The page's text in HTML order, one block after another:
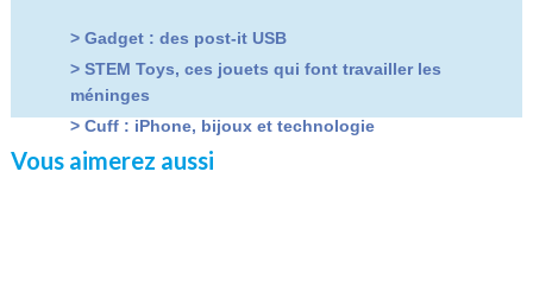
> Gadget : des post-it USB
> STEM Toys, ces jouets qui font travailler les
méninges
> Cuff : iPhone, bijoux et technologie
Vous aimerez aussi